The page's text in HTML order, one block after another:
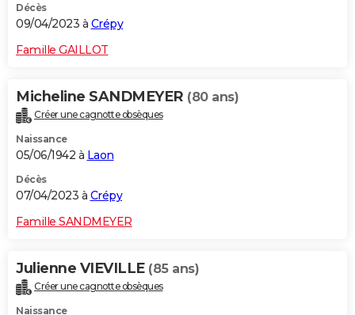
Décès
09/04/2023 à Crépy
Famille GAILLOT
Micheline SANDMEYER (80 ans)
Créer une cagnotte obsèques
Naissance
05/06/1942 à Laon
Décès
07/04/2023 à Crépy
Famille SANDMEYER
Julienne VIEVILLE (85 ans)
Créer une cagnotte obsèques
Naissance